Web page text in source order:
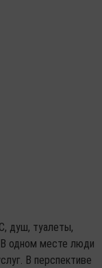
душ, туалеты,
одном месте люди
В перспективе